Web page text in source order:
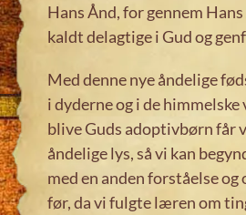
Hans Ånd, for gennem
kaldt delagtige i Gud og
Med denne nye åndelige
i dyderne og i de himmelske
blive Guds adoptivbørn får
åndelige lys, så vi kan
med en anden forståelse
før, da vi fulgte læren om